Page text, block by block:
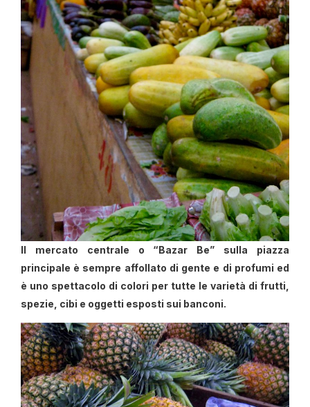
Il mercato centrale o “Bazar Be” sulla piazza
principale è sempre affollato di gente e di profumi ed
è uno spettacolo di colori per tutte le varietà di frutti,
spezie, cibi e oggetti esposti sui banconi.